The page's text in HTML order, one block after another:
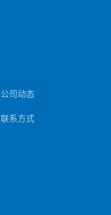
公司动态
联系方式